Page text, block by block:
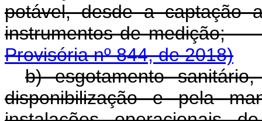
potável, desde a captação
instrumentos de
Provisória nº 844, de 2018)
b) esgotamento
disponibilização e pela